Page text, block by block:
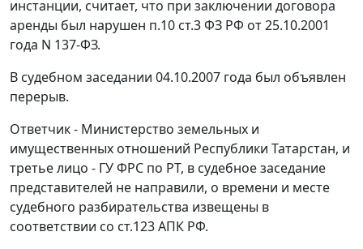
инстанции, считает, что при заключении договора
аренды был нарушен п.10 ст.3ФЗ РФ от 25.10.2001
года N 137-ФЗ.
В судебном заседании 04.10.2007 года был объявлен
перерыв.
Ответчик - Министерство земельных и
имущественных отношений Республики Татарстан, и
третье лицо - ГУ ФРС по РТ, в судебное заседание
представителей не направили, о времени и месте
судебного разбирательства извещены в
соответствии со ст.123АПК РФ.